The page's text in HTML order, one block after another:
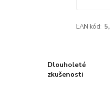
EAN kód:
Dlouholeté
zkušenosti